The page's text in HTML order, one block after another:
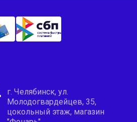
г. Челябинск, ул.
Молодогвардейцев, 35,
цокольный этаж, магазин